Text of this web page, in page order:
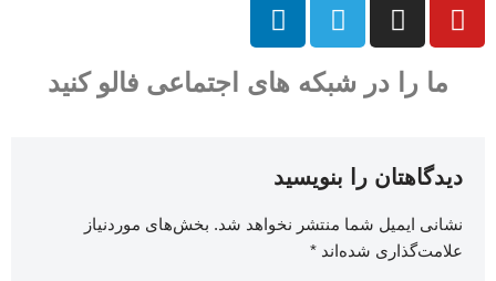
ما را در شبکه های اجتماعی فالو کنید
دیدگاهتان را بنویسید
نشانی ایمیل شما منتشر نخواهد شد. بخش‌های موردنیاز
علامت‌گذاری شده‌اند *